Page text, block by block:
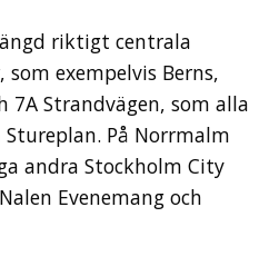
riktigt centrala
exempelvis Berns,
7A Strandvägen, som alla
På Norrmalm
andra Stockholm City
Evenemang och